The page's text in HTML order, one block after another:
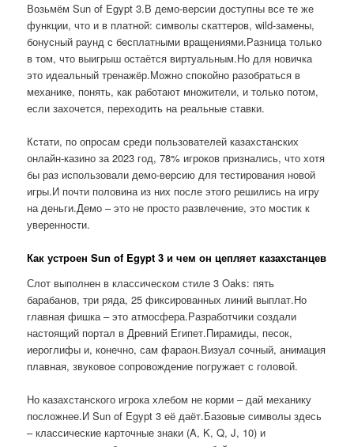
Возьмём Sun of Egypt 3.В демо-версии доступны все те же
функции, что и в платной: символы скаттеров, wild-замены,
бонусный раунд с бесплатными вращениями.Разница только
в том, что выигрыш остаётся виртуальным.Но для новичка
это идеальный тренажёр.Можно спокойно разобраться в
механике, понять, как работают множители, и только потом,
если захочется, переходить на реальные ставки.
Кстати, по опросам среди пользователей казахстанских
онлайн-казино за 2023 год, 78% игроков признались, что хотя
бы раз использовали демо-версию для тестирования новой
игры.И почти половина из них после этого решились на игру
на деньги.Демо – это не просто развлечение, это мостик к
уверенности.
Как устроен Sun of Egypt 3 и чем он цепляет казахстанцев
Слот выполнен в классическом стиле 3 Oaks: пять
барабанов, три ряда, 25 фиксированных линий выплат.Но
главная фишка – это атмосфера.Разработчики создали
настоящий портал в Древний Египет.Пирамиды, песок,
иероглифы и, конечно, сам фараон.Визуал сочный, анимация
плавная, звуковое сопровождение погружает с головой.
Но казахстанского игрока хлебом не корми – дай механику
посложнее.И Sun of Egypt 3 её даёт.Базовые символы здесь
– классические карточные знаки (A, K, Q, J, 10) и